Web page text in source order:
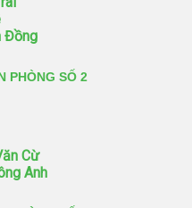
Đồng
PHÒNG SỐ 2
Cừ
Anh